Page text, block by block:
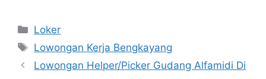
Kategori
Loker
Tag
Lowongan Kerja Bengkayang
Lowongan Helper/Picker Gudang Alfamidi Di